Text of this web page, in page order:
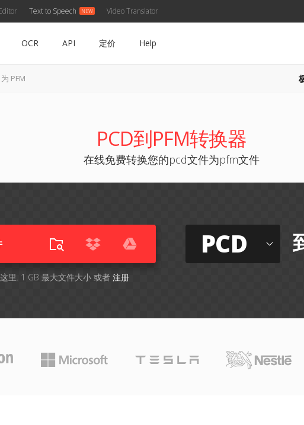
Text to Speech Video Translator
OCR API 定价 Help
PFM
PCD到PFM转换器
在线免费转换您的pcd文件为pfm文件
里. 1 GB 最大文件大小 或者 注册
PCD